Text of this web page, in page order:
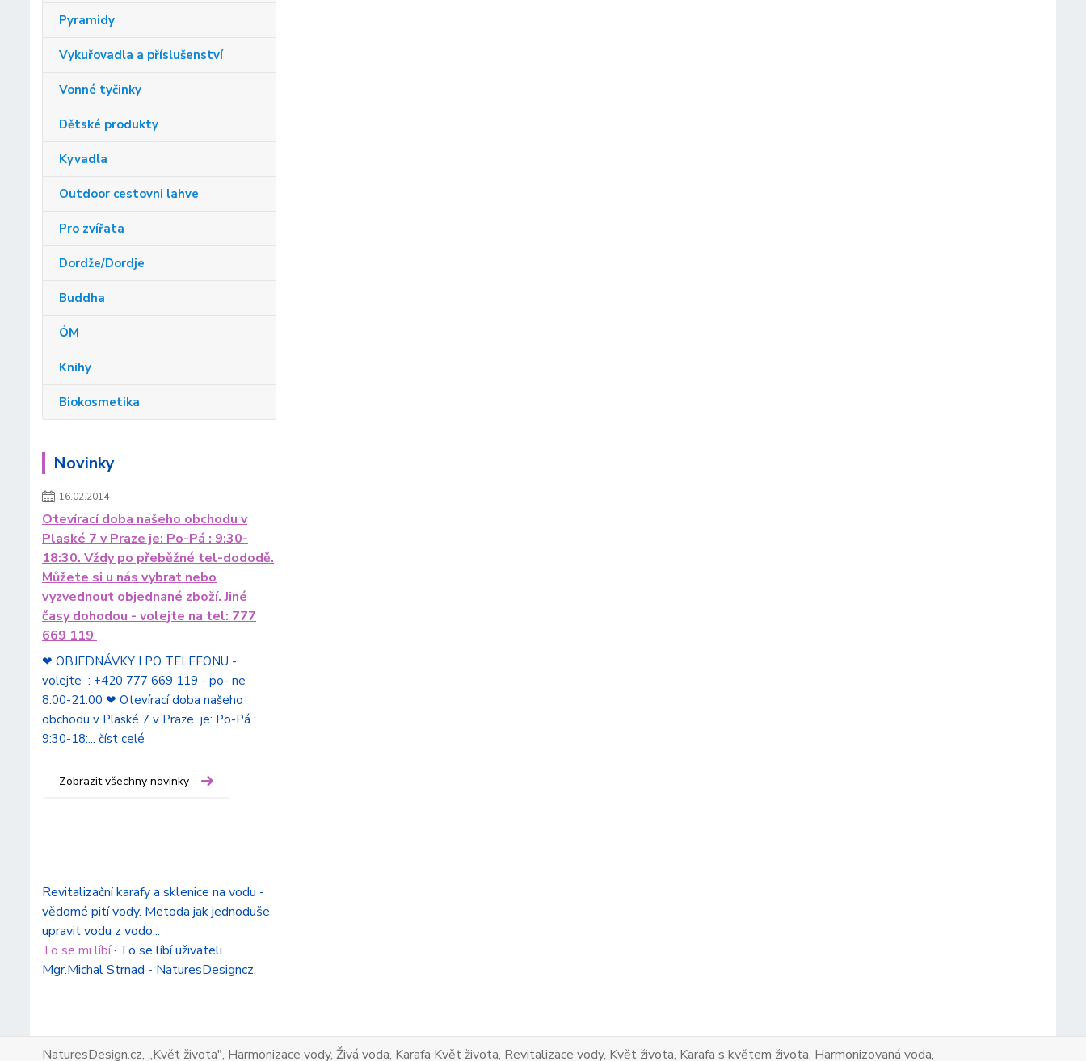
Pyramidy
Vykuřovadla a příslušenství
Vonné tyčinky
Dětské produkty
Kyvadla
Outdoor cestovni lahve
Pro zvířata
Dordže/Dordje
Buddha
ÓM
Knihy
Biokosmetika
Novinky
16.02.2014
Otevírací doba našeho obchodu v
Plaské 7 v Praze je: Po-Pá : 9:30-
18:30. Vždy po přeběžné tel-dododě.
Můžete si u nás vybrat nebo
vyzvednout objednané zboží. Jiné
časy dohodou - volejte na tel: 777
669 119
❤ OBJEDNÁVKY I PO TELEFONU -
volejte : +420 777 669 119 - po- ne
8:00-21:00 ❤ Otevírací doba našeho
obchodu v Plaské 7 v Praze je: Po-Pá :
9:30-18:... číst celé
Zobrazit všechny novinky
Revitalizační karafy a sklenice na vodu -
vědomé pití vody. Metoda jak jednoduše
upravit vodu z vodo...
To se mi líbí· To se líbí uživateli
Mgr.Michal Strnad - NaturesDesigncz.
NaturesDesign.cz, ,,Květ života", Harmonizace vody, Živá voda, Karafa Květ života, Revitalizace vody, Květ života, Karafa s květem života, Harmonizovaná voda,